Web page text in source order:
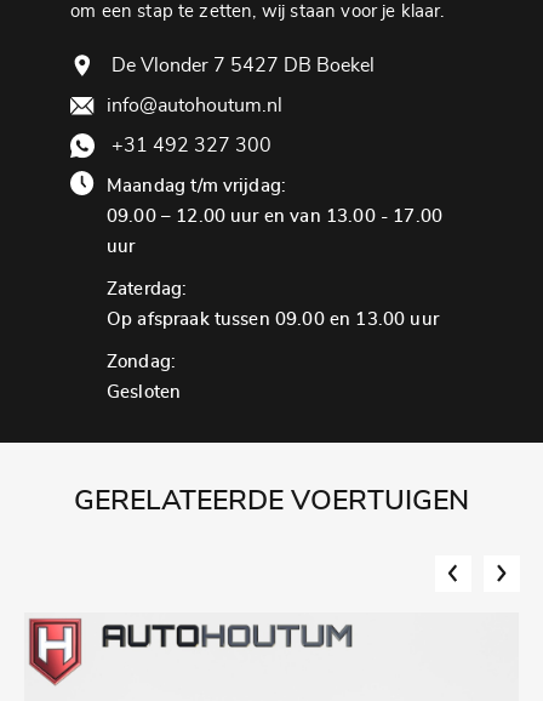
om een ​​stap te zetten, wij staan ​​voor je klaar.
De Vlonder 7 5427 DB Boekel
info@autohoutum.nl
+31 492 327 300
Maandag t/m vrijdag:
09.00 – 12.00 uur en van 13.00 - 17.00
uur
Zaterdag:
Op afspraak tussen 09.00 en 13.00 uur
Zondag:
Gesloten
GERELATEERDE VOERTUIGEN